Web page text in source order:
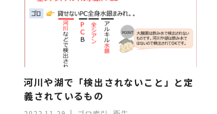
河川や湖で「検出されないこと」と定
義されているもの